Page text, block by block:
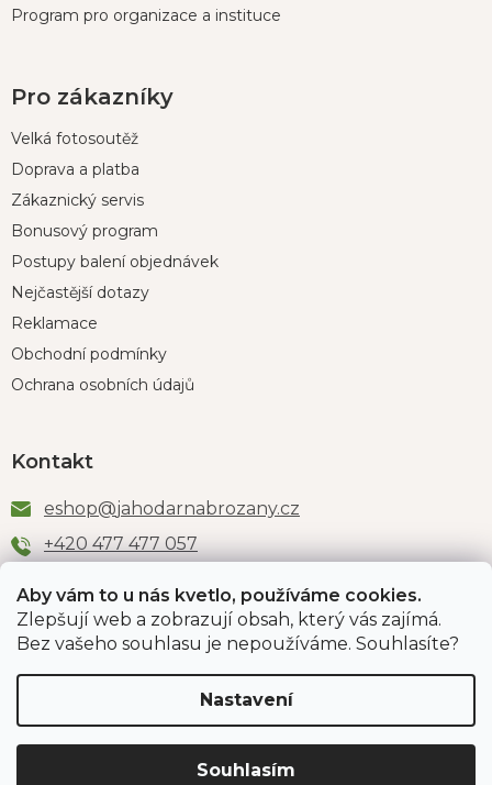
Aby vám to u nás kvetlo, používáme cookies.
Zlepšují web a zobrazují obsah, který vás zajímá.
Bez vašeho souhlasu je nepoužíváme. Souhlasíte?
Nastavení
Souhlasím
Program pro organizace a instituce
Pro zákazníky
Velká fotosoutěž
Doprava a platba
Zákaznický servis
Bonusový program
Postupy balení objednávek
Nejčastější dotazy
Reklamace
Obchodní podmínky
Ochrana osobních údajů
Kontakt
eshop@jahodarnabrozany.cz
+420 477 477 057
Odběr newsletteru